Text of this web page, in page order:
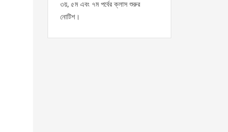
৩য়, ৫ম এবং ৭ম পর্বের ক্লাস শুরুর
নোটিশ।